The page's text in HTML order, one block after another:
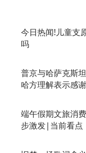
今日热闻!儿童支
吗
普京与哈萨克斯
哈方理解表示感
端午假期文旅消
步激发|当前看点